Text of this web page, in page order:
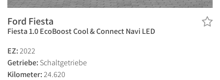
Ford Fiesta
Fiesta 1.0 EcoBoost Cool & Connect Navi LED
EZ:2022
Getriebe: Schaltgetriebe
Kilometer:24.620